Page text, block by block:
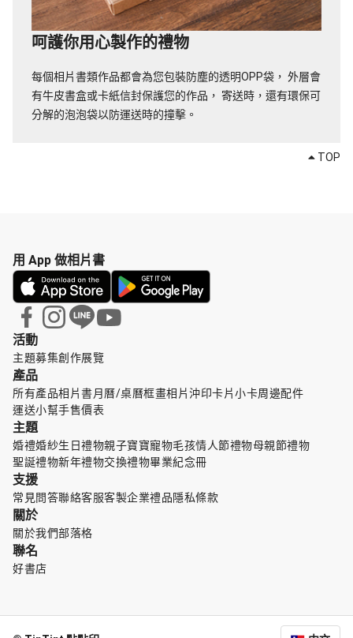
呵護你用心製作的禮物
每個相片書類作品都會為您包裝防塵的透明OPP袋， 外層會
有牛皮書盒或卡紙信封保護您的作品， 寄送時，還有環保可
分解的泡泡袋以防運送時的撞擊。
TOP
活動
主題募集創作展覽
產品
所有產品相片書月曆/桌曆框畫相片沖印卡片小卡周邊配件
運送小幫手售價表
主題
婚禮婚紗生日禮物親子寶寶寵物毛孩情人節禮物母親節禮物
聖誕禮物新年禮物交換禮物畢業紀念冊
支援
常見問答聯絡客服客製企業禮品隱私條款
關於
關於我們部落格
聯名
好書店
用 App 做相片書